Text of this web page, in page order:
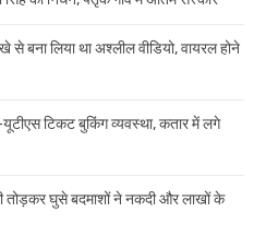
से बना लिया था अश्लील वीडियो, वायरल होने
टिकट बुकिंग व्यवस्था, कतार में लगे
तोड़कर घुसे बदमाशों ने नकदी और लाखों के